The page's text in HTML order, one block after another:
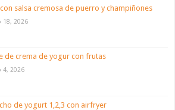
salsa cremosa de puerro y champiñones
18, 2026
de crema de yogur con frutas
4, 2026
de yogurt 1,2,3 con airfryer